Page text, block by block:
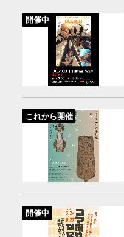
開催中
これから開催
開催中